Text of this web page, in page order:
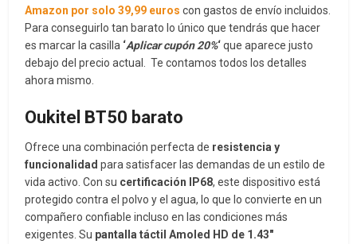
Amazon por solo 39,99 euros con gastos de envío incluidos.
Para conseguirlo tan barato lo único que tendrás que hacer
es marcar la casilla ‘Aplicar cupón 20%‘que aparece justo
debajo del precio actual. Te contamos todos los detalles
ahora mismo.
Oukitel BT50 barato
Ofrece una combinación perfecta de resistencia y
funcionalidad para satisfacer las demandas de un estilo de
vida activo. Con su certificación IP68, este dispositivo está
protegido contra el polvo y el agua, lo que lo convierte en un
compañero confiable incluso en las condiciones más
exigentes. Su pantalla táctil Amoled HD de 1.43″